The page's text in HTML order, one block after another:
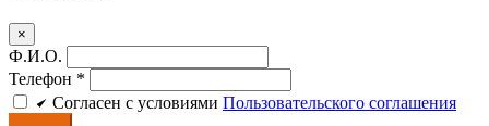
×
Ф.И.О.
Телефон *
Cогласен c условиями Пользовательского соглашения